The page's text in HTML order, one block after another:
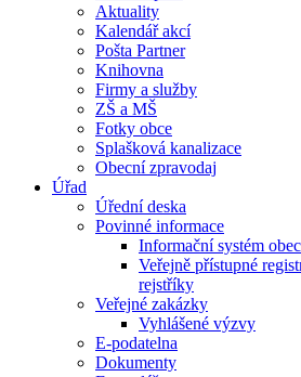
Aktuality
Kalendář akcí
Pošta Partner
Knihovna
Firmy a služby
ZŠ a MŠ
Fotky obce
Splašková kanalizace
Obecní zpravodaj
Úřad
Úřední deska
Povinné informace
Informační systém
Veřejně přístupné
rejstříky
Veřejné zakázky
Vyhlášené výzvy
E-podatelna
Dokumenty